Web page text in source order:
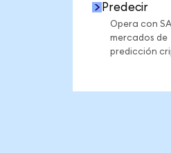
Predecir
Opera con
mercados de
predicción